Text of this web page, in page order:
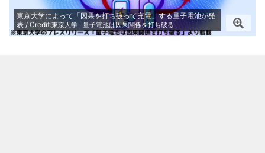
東京大学によって「因果を打ち破って充電」する量子電池が発
表 / Credit:東京大学 . 量子電池は因果関係を打ち破る